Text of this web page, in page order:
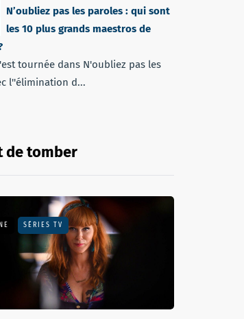
N’oubliez pas les paroles : qui sont
les 10 plus grands maestros de
tournée dans N'oubliez pas les
l''élimination d...
de tomber
SÉRIES TV